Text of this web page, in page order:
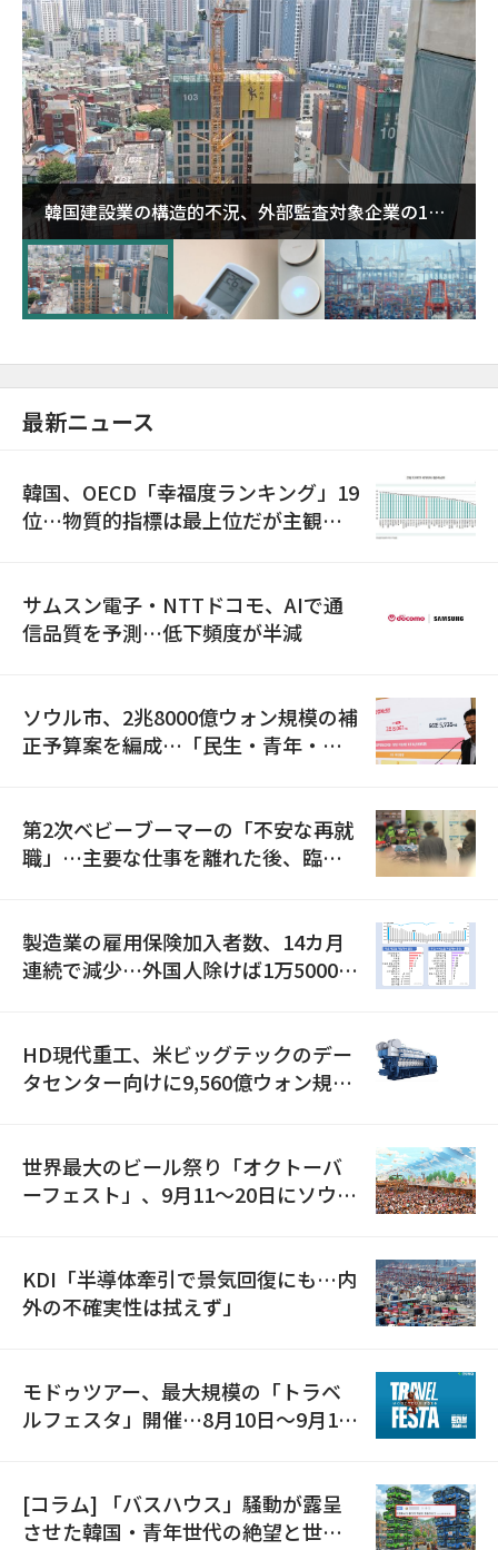
韓国建設業の構造的不況、外部監査対象企業の1割
超が「ゾンビ企業」に…5年で2.8倍増
最新ニュース
韓国、OECD「幸福度ランキング」19
位…物質的指標は最上位だが主観的
サムスン電子・NTTドコモ、AIで通
信品質を予測…低下頻度が半減
ソウル市、2兆8000億ウォン規模の補
正予算案を編成…「民生・青年・安
第2次ベビーブーマーの「不安な再就
職」…主要な仕事を離れた後、臨時
製造業の雇用保険加入者数、14カ月
連続で減少…外国人除けば1万5000人
HD現代重工、米ビッグテックのデー
タセンター向けに9,560億ウォン規模
世界最大のビール祭り「オクトーバ
ーフェスト」、9月11〜20日にソウル
KDI「半導体牽引で景気回復にも…内
外の不確実性は拭えず」
モドゥツアー、最大規模の「トラベ
ルフェスタ」開催…8月10日～9月11
[コラム] 「バスハウス」騒動が露呈
させた韓国・青年世代の絶望と世代